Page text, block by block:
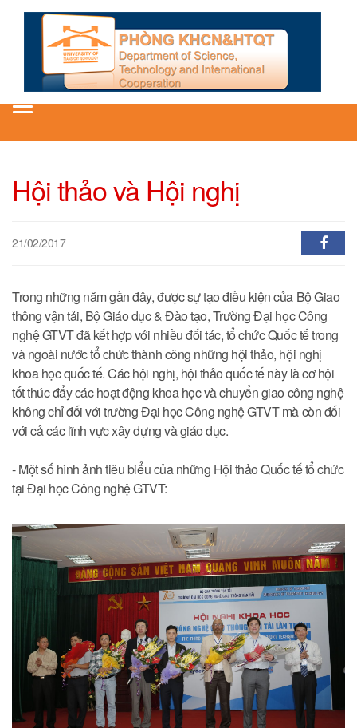
Toggle
Hội thảo và Hội nghị
21/02/2017
Trong những năm gần đây, được sự tạo điều kiện của Bộ Giao
thông vận tải, Bộ Giáo dục & Đào tạo, Trường Đại học Công
nghệ GTVT đã kết hợp với nhiều đối tác, tổ chức Quốc tế trong
và ngoài nước tổ chức thành công những hội thảo, hội nghị
khoa học quốc tế. Các hội nghị, hội thảo quốc tế này là cơ hội
tốt thúc đẩy các hoạt động khoa học và chuyển giao công nghệ
không chỉ đối với trường Đại học Công nghệ GTVT mà còn đối
với cả các lĩnh vực xây dựng và giáo dục.
- Một số hình ảnh tiêu biểu của những Hội thảo Quốc tế tổ chức
tại Đại học Công nghệ GTVT: